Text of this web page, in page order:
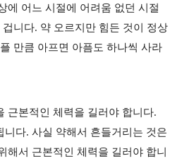
에 어느 시절에 어려움 없던 시절
니다. 약 오르지만 힘든 것이 정상
만큼 아프면 아픔도 하나씩 사라
근본적인 체력을 길러야 합니다.
니다. 사실 약해서 흔들거리는 것은
해서 근본적인 체력을 길러야 합니